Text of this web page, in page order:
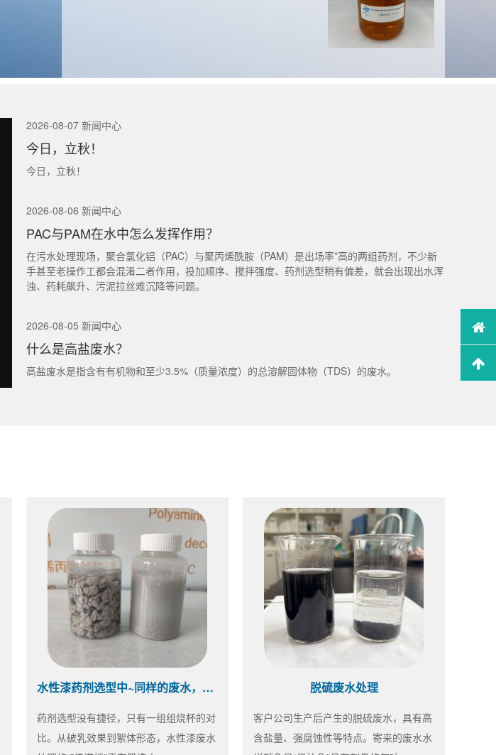
2026-08-07 新闻中心
今日，立秋！
今日，立秋！
2026-08-06 新闻中心
PAC与PAM在水中怎么发挥作用？
在污水处理现场，聚合氯化铝（PAC）与聚丙烯酰胺（PAM）是出场率*高的两组药剂，不少新
手甚至老操作工都会混淆二者作用，投加顺序、搅拌强度、药剂选型稍有偏差，就会出现出水浑
浊、药耗飙升、污泥拉丝难沉降等问题。
2026-08-05 新闻中心
什么是高盐废水？
高盐废水是指含有有机物和至少3.5%（质量浓度）的总溶解固体物（TDS）的废水。
水性漆药剂选型中~同样的废水，不同的效果
药剂选型没有捷径，只有一组组烧杯的对
比。从破乳效果到絮体形态，水性漆废水
脱硫废水处理
客户公司生产后产生的脱硫废水，具有高
含盐量、强腐蚀性等特点。寄来的废水水